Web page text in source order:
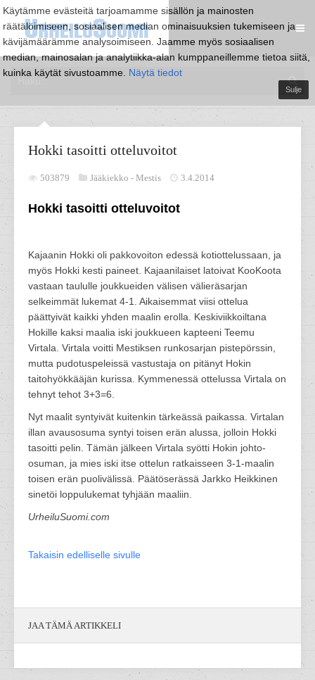
Käytämme evästeitä tarjoamamme sisällön ja mainosten
räätälöimiseen, sosiaalisen median ominaisuuksien tukemiseen ja
kävijämäärämme analysoimiseen. Jaamme myös sosiaalisen
median, mainosalan ja analytiikka-alan kumppaneillemme tietoa siitä,
kuinka käytät sivustoamme. Näytä tiedot
Sulje
Hokki tasoitti otteluvoitot
503879 Jääkiekko - Mestis 3.4.2014
Hokki tasoitti otteluvoitot
Kajaanin Hokki oli pakkovoiton edessä kotiottelussaan, ja
myös Hokki kesti paineet. Kajaanilaiset latoivat KooKoota
vastaan taululle joukkueiden välisen välieräsarjan
selkeimmät lukemat 4-1. Aikaisemmat viisi ottelua
päättyivät kaikki yhden maalin erolla. Keskiviikkoiltana
Hokille kaksi maalia iski joukkueen kapteeni Teemu
Virtala. Virtala voitti Mestiksen runkosarjan pistepörssin,
mutta pudotuspeleissä vastustaja on pitänyt Hokin
taitohyökkääjän kurissa. Kymmenessä ottelussa Virtala on
tehnyt tehot 3+3=6.
Nyt maalit syntyivät kuitenkin tärkeässä paikassa. Virtalan
illan avausosuma syntyi toisen erän alussa, jolloin Hokki
tasoitti pelin. Tämän jälkeen Virtala syötti Hokin johto-
osuman, ja mies iski itse ottelun ratkaisseen 3-1-maalin
toisen erän puolivälissä. Päätöserässä Jarkko Heikkinen
sinetöi loppulukemat tyhjään maaliin.
UrheiluSuomi.com
Takaisin edelliselle sivulle
JAA TÄMÄ ARTIKKELI